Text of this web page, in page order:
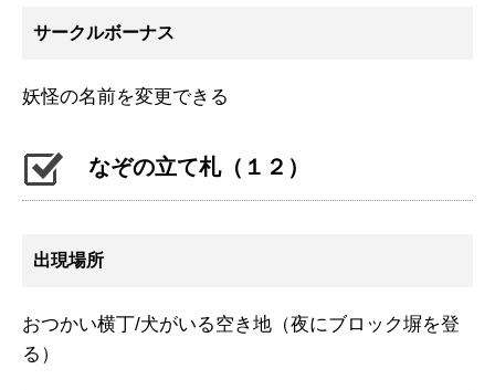
サークルボーナス
妖怪の名前を変更できる
なぞの立て札（１２）
出現場所
おつかい横丁/犬がいる空き地（夜にブロック塀を登
る）